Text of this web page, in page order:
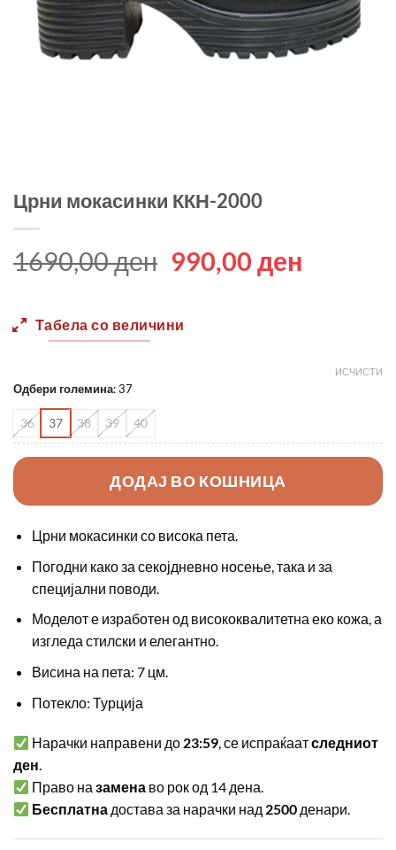
Црни мокасинки ККН-2000
1690,00ден Original
1690,00 ден.
990,00 ден
Табела со величини
Одбери големина:37
36 37 38 39 40
ИСЧИСТИ
ДОДАЈ ВО КОШНИЦА
Црни мокасинки со висока пета.
Погодни како за секојдневно носење, така и за
специјални поводи.
Моделот е изработен од висококвалитетна еко кожа, а
изгледа стилски и елегантно.
Висина на пета: 7 цм.
Потекло: Турција
Нарачки направени до 23:59, се испраќаатследниот
ден.
Право назамена во рок од 14 дена.
Бесплатна достава за нарачки над 2500 денари.